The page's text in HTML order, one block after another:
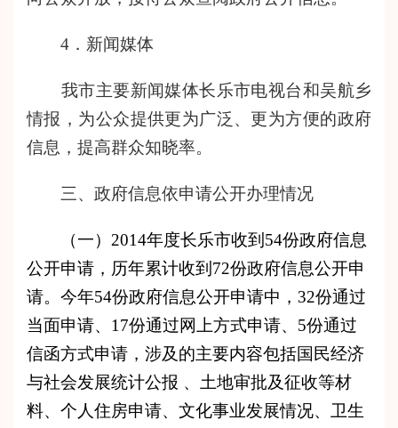
4． 新闻媒体
我市主要新闻媒体长乐市电视台和吴航乡
情报，为公众提供更为广泛、更为方便的政府
信息，提高群众知晓率。
三、政府信息依申请公开办理情况
（一）2014年度长乐市收到 54份政府信息
公开申请 ， 历年累计收到 72份政府信息公开申
请。 今年54份政府信息公开申请中， 32份通过
当面申请、17份通过网上方式申请、 5份通过
信函方式申请， 涉及的主要内容包括国民经济
与社会发展统计公报 、土地审批及征收等材
料、个人住房申请、文化事业发展情况、卫生